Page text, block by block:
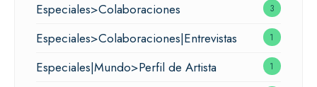
Especiales>Colaboraciones 3
Especiales>Colaboraciones|Entrevistas 1
Especiales|Mundo>Perfil de Artista 1